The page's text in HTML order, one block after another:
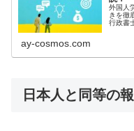
外国人
きを徹
行政書
ay-cosmos.com
日本人と同等の